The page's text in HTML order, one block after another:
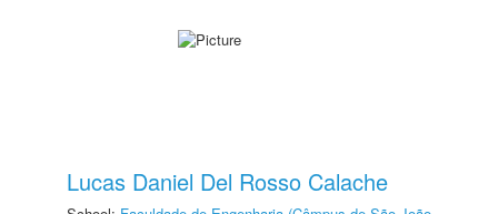
Lucas Daniel Del Rosso Calache